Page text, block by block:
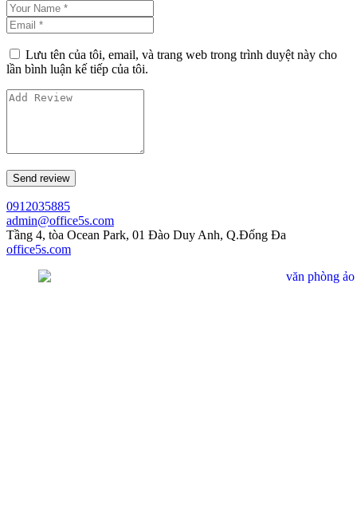
Lưu tên của tôi, email, và trang web trong trình duyệt này cho
lần bình luận kế tiếp của tôi.
0912035885
admin@office5s.com
Tầng 4, tòa Ocean Park, 01 Đào Duy Anh, Q.Đống Đa
office5s.com